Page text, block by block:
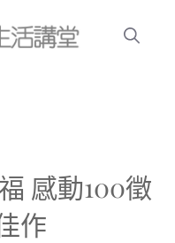
感動100徵
作